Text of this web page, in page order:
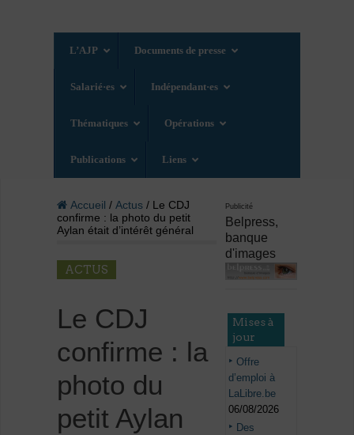
L’AJP Documents de presse
Salarié·es Indépendant·es
Thématiques Opérations
Publications Liens
Accueil / Actus/ Le CDJ
confirme : la photo du petit
Aylan était d’intérêt général
ACTUS
Le CDJ
confirme : la
photo du
petit Aylan
Publicité
Belpress,
banque
d'images
Mises à
jour
Offre
d’emploi à
LaLibre.be
06/08/2026
Des